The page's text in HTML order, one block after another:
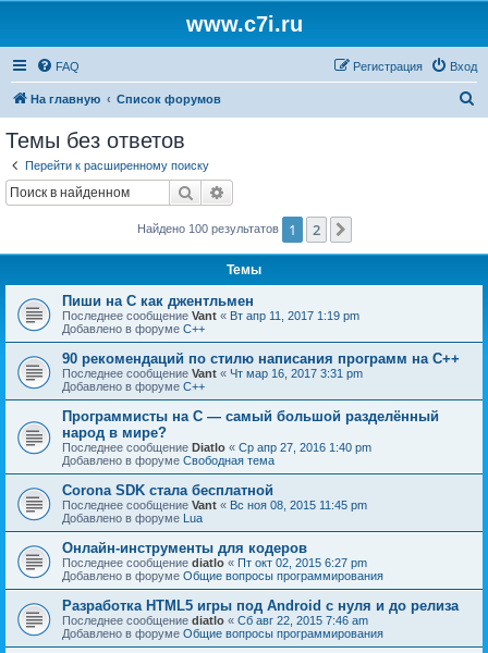
www.c7i.ru
FAQ Вход
Регистрация
На главную Список форумов
Темы без ответов
Перейти к расширенному поиску
Поиск
Найдено 100 результатов 1 2
Темы
Пиши на C как джентльмен
Последнее сообщение Vant « Вт апр 11, 2017 1:19 pm
Добавлено в форуме C++
90 рекомендаций по стилю написания программ на C++
Последнее сообщение Vant « Чт мар 16, 2017 3:31 pm
Добавлено в форуме C++
Программисты на C — самый большой разделённый
народ в мире?
Последнее сообщение Diatlo « Ср апр 27, 2016 1:40 pm
Добавлено в форуме Свободная тема
Corona SDK стала бесплатной
Последнее сообщение Vant « Вс ноя 08, 2015 11:45 pm
Добавлено в форуме Lua
Онлайн-инструменты для кодеров
Последнее сообщение diatlo « Пт окт 02, 2015 6:27 pm
Добавлено в форуме Общие вопросы программирования
Разработка HTML5 игры под Android с нуля и до релиза
Последнее сообщение diatlo « Сб авг 22, 2015 7:46 am
Добавлено в форуме Общие вопросы программирования